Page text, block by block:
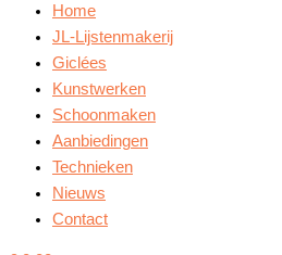
Home
JL-Lijstenmakerij
Giclées
Kunstwerken
Schoonmaken
Aanbiedingen
Technieken
Nieuws
Contact